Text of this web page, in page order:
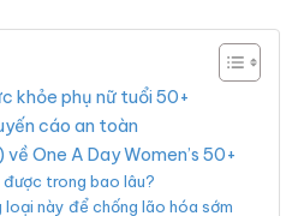
khỏe phụ nữ tuổi 50+
cáo an toàn
One A Day Women’s 50+
trong bao lâu?
này để chống lão hóa sớm